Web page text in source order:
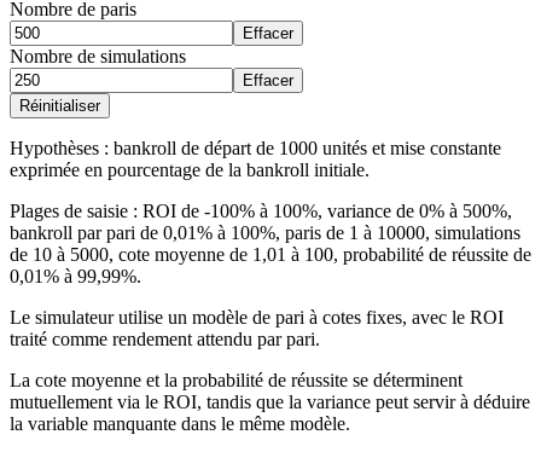
Nombre de paris
Effacer
Nombre de simulations
Effacer
Réinitialiser
Hypothèses : bankroll de départ de 1000 unités et mise constante
exprimée en pourcentage de la bankroll initiale.
Plages de saisie : ROI de -100% à 100%, variance de 0% à 500%,
bankroll par pari de 0,01% à 100%, paris de 1 à 10000, simulations
de 10 à 5000, cote moyenne de 1,01 à 100, probabilité de réussite de
0,01% à 99,99%.
Le simulateur utilise un modèle de pari à cotes fixes, avec le ROI
traité comme rendement attendu par pari.
La cote moyenne et la probabilité de réussite se déterminent
mutuellement via le ROI, tandis que la variance peut servir à déduire
la variable manquante dans le même modèle.